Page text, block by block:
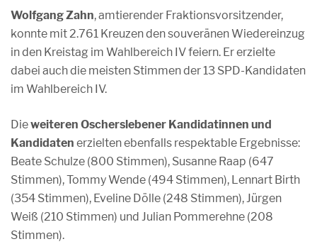
Wolfgang Zahn, amtierender Fraktionsvorsitzender,
konnte mit 2.761 Kreuzen den souveränen Wiedereinzug
in den Kreistag im Wahlbereich IV feiern. Er erzielte
dabei auch die meisten Stimmen der 13 SPD-Kandidaten
im Wahlbereich IV.
Dieweiteren Oscherslebener Kandidatinnen und
Kandidaten erzielten ebenfalls respektable Ergebnisse:
Beate Schulze (800 Stimmen), Susanne Raap (647
Stimmen), Tommy Wende (494 Stimmen), Lennart Birth
(354 Stimmen), Eveline Dölle (248 Stimmen), Jürgen
Weiß (210 Stimmen) und Julian Pommerehne (208
Stimmen).